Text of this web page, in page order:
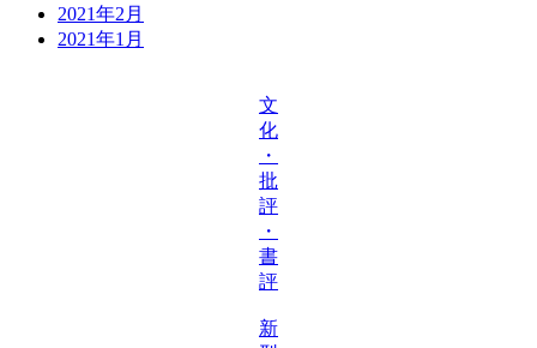
2021年2月
2021年1月
文
化
・
批
評
・
書
評
新